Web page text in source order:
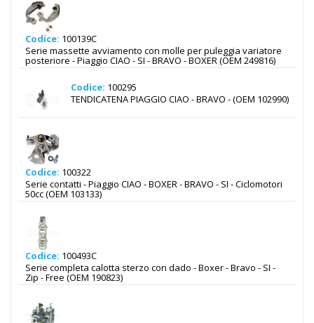
Codice: 100139C
Serie massette avviamento con molle per puleggia variatore
posteriore - Piaggio CIAO - SI - BRAVO - BOXER (OEM 249816)
Codice: 100295
TENDICATENA PIAGGIO CIAO - BRAVO - (OEM 102990)
Codice: 100322
Serie contatti - Piaggio CIAO - BOXER - BRAVO - SI - Ciclomotori
50cc (OEM 103133)
Codice: 100493C
Serie completa calotta sterzo con dado - Boxer - Bravo - SI -
Zip - Free (OEM 190823)